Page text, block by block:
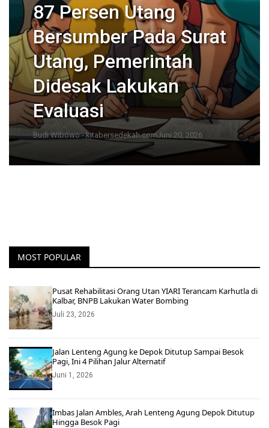
87 Persen Utang
Bersumber Pada Surat
Utang, Pemerintah
Didesak Lakukan
Evaluasi
Budi Wibowo - kitabersedekah.comJuni 20, 2026
MOST POPULAR
Pusat Rehabilitasi Orang Utan YIARI Terancam Karhutla di
Kalbar, BNPB Lakukan Water Bombing
Juli 23, 2026
Jalan Lenteng Agung ke Depok Ditutup Sampai Besok
Pagi, Ini 4 Pilihan Jalur Alternatif
Juni 1, 2026
Imbas Jalan Ambles, Arah Lenteng Agung Depok Ditutup
Hingga Besok Pagi